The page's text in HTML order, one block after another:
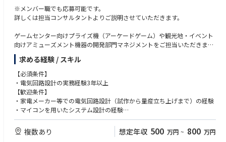
※メンバー職でも応募可能です。
詳しくは担当コンサルタントよりご説明させていただきます。
ゲームセンター向けプライズ機（アーケードゲーム）や観光地・イベント
向けアミューズメント機器の開発部門マネジメントをご担当いただきま
す。
■プランナーとの新製品企画検討
■企画案に基づいた試作品（バラック）の組立
■筐体やゲーム性の筐体構想
■メンバー（電気エンジニアと機械エンジニア）への指示と取り纏め
・電気エンジニア業務：電気系制御の全体構成、電気ユニット部材の選
■試作品の作成と検証
■製造委託会社との交渉、量産立上げ・指導
求める経験 / スキル
【必須条件】
・電気回路設計の実務経験3年以上
【歓迎条件】
・家電メーカー等での電気回路設計（試作から量産立ち上げまで）の経験
・マイコンを用いたシステム設計の経験
・輻射、ノイズ、熱対策の経験
・安全規格の知識
・アナログ、デジタル、電源など幅広い分野の電気回路設計経験
複数あり 想定年収 500 万円 ~ 800 万円